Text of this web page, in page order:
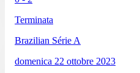
Terminata
Brazilian Série A
domenica 22 ottobre 2023